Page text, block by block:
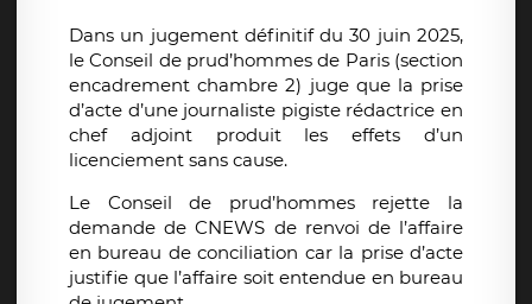
Dans un jugement définitif du 30 juin 2025,
le Conseil de prud’hommes de Paris (section
encadrement chambre 2) juge que la prise
d’acte d’une journaliste pigiste rédactrice en
chef adjoint produit les effets d’un
licenciement sans cause.
Le Conseil de prud’hommes rejette la
demande de CNEWS de renvoi de l’affaire
en bureau de conciliation car la prise d’acte
justifie que l’affaire soit entendue en bureau